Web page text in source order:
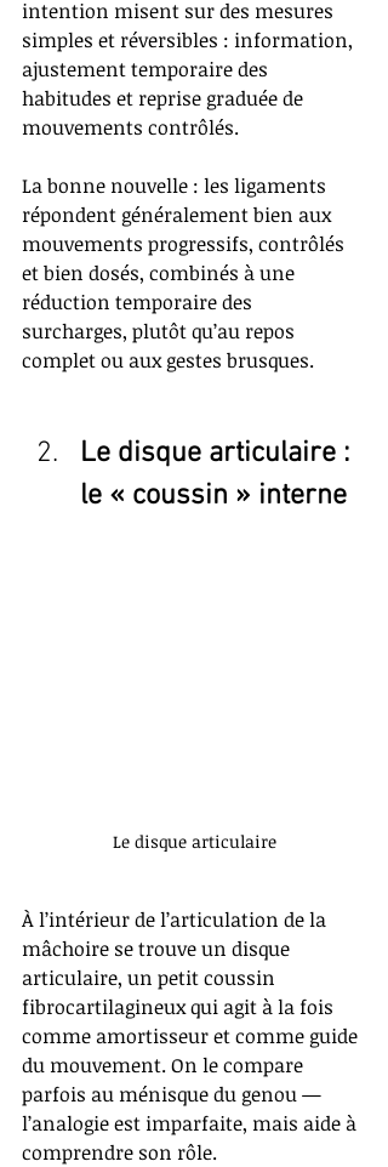
intention misent sur des mesures
simples et réversibles : information,
ajustement temporaire des
habitudes et reprise graduée de
mouvements contrôlés.
La bonne nouvelle : les ligaments
répondent généralement bien aux
mouvements progressifs, contrôlés
et bien dosés, combinés à une
réduction temporaire des
surcharges, plutôt qu’au repos
complet ou aux gestes brusques.
Le disque articulaire :
le « coussin » interne
Le disque articulaire
À l’intérieur de l’articulation de la
mâchoire se trouve un disque
articulaire, un petit coussin
fibrocartilagineux qui agit à la fois
comme amortisseur et comme guide
du mouvement. On le compare
parfois au ménisque du genou —
l’analogie est imparfaite, mais aide à
comprendre son rôle.